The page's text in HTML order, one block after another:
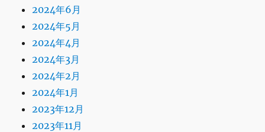
2024年6月
2024年5月
2024年4月
2024年3月
2024年2月
2024年1月
2023年12月
2023年11月